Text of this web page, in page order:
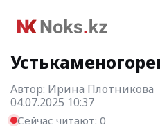
Автор: Ирина Плотникова
04.07.2025 10:37
Сейчас читают: 0